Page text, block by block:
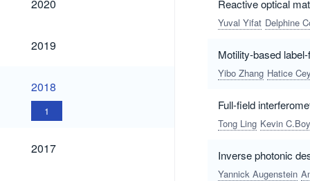
2020
2019
2019
2018
2018
1
2017
2017
Reactive optical
Yuval Yifat Delphine
Motility-based
Yibo Zhang Hatice
Full-field
Tong Ling Kevin
Inverse photonic
Yannick Augenstein